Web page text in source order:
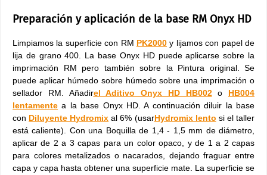
Preparación y aplicación de la base RM Onyx HD
Limpiamos la superficie con RM PK2000 y lijamos con papel de
lija de grano 400. La base Onyx HD puede aplicarse sobre la
imprimación RM pero también sobre la Pintura original. Se
puede aplicar húmedo sobre húmedo sobre una imprimación o
sellador RM. Añadirel Aditivo Onyx HD HB002o HB004
lentamente a la base Onyx HD. A continuación diluir la base
con Diluyente Hydromix al 6% (usarHydromix lento si el taller
está caliente). Con una Boquilla de 1,4 - 1,5 mm de diámetro,
aplicar de 2 a 3 capas para un color opaco, y de 1 a 2 capas
para colores metalizados o nacarados, dejando fraguar entre
capa y capa hasta obtener una superficie mate. La superficie se